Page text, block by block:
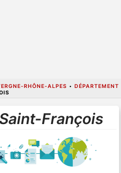
RHÔNE-ALPES • DÉPARTEMENT
François